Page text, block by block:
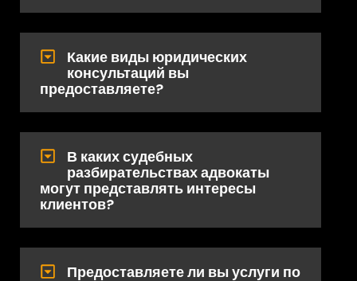
Какие виды юридических
консультаций вы
предоставляете?
В каких судебных
разбирательствах адвокаты
могут представлять интересы
клиентов?
Предоставляете ли вы услуги по